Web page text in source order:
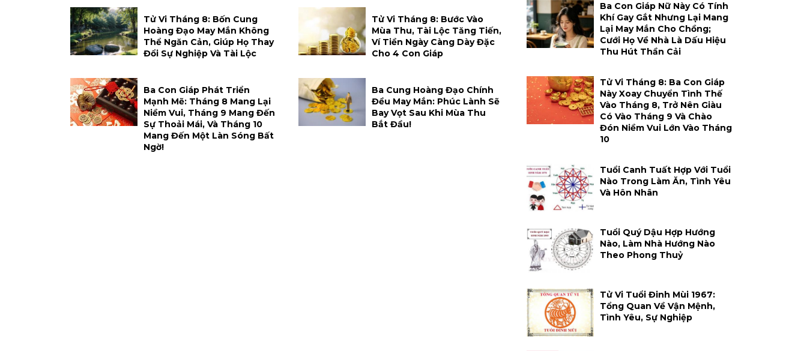
Tử Vi Tháng 8: Bốn Cung
Hoàng Đạo May Mắn Không
Thể Ngăn Cản, Giúp Họ Thay
Đổi Sự Nghiệp Và Tài Lộc
Ba Con Giáp Phát Triển
Mạnh Mẽ: Tháng 8 Mang Lại
Niềm Vui, Tháng 9 Mang Đến
Sự Thoải Mái, Và Tháng 10
Mang Đến Một Làn Sóng Bất
Ngờ!
Tử Vi Tháng 8: Bước Vào
Mùa Thu, Tài Lộc Tăng Tiến,
Ví Tiền Ngày Càng Dày Đặc
Cho 4 Con Giáp
Ba Cung Hoàng Đạo Chính
Đều May Mắn: Phúc Lành Sẽ
Bay Vọt Sau Khi Mùa Thu
Bắt Đầu!
Ba Con Giáp Nữ Này Có Tính
Khí Gay Gắt Nhưng Lại Mang
Lại May Mắn Cho Chồng;
Cưới Họ Về Nhà Là Dấu Hiệu
Thu Hút Thần Cải
Tử Vi Tháng 8: Ba Con Giáp
Này Xoay Chuyển Tình Thế
Vào Tháng 8, Trở Nên Giàu
Có Vào Tháng 9 Và Chào
Đón Niềm Vui Lớn Vào Tháng
10
Tuổi Canh Tuất Hợp Với Tuổi
Nào Trong Làm Ăn, Tình Yêu
Và Hôn Nhân
Tuổi Quý Dậu Hợp Hướng
Nào, Làm Nhà Hướng Nào
Theo Phong Thuỷ
Tử Vi Tuổi Đinh Mùi 1967:
Tổng Quan Về Vận Mệnh,
Tình Yêu, Sự Nghiệp